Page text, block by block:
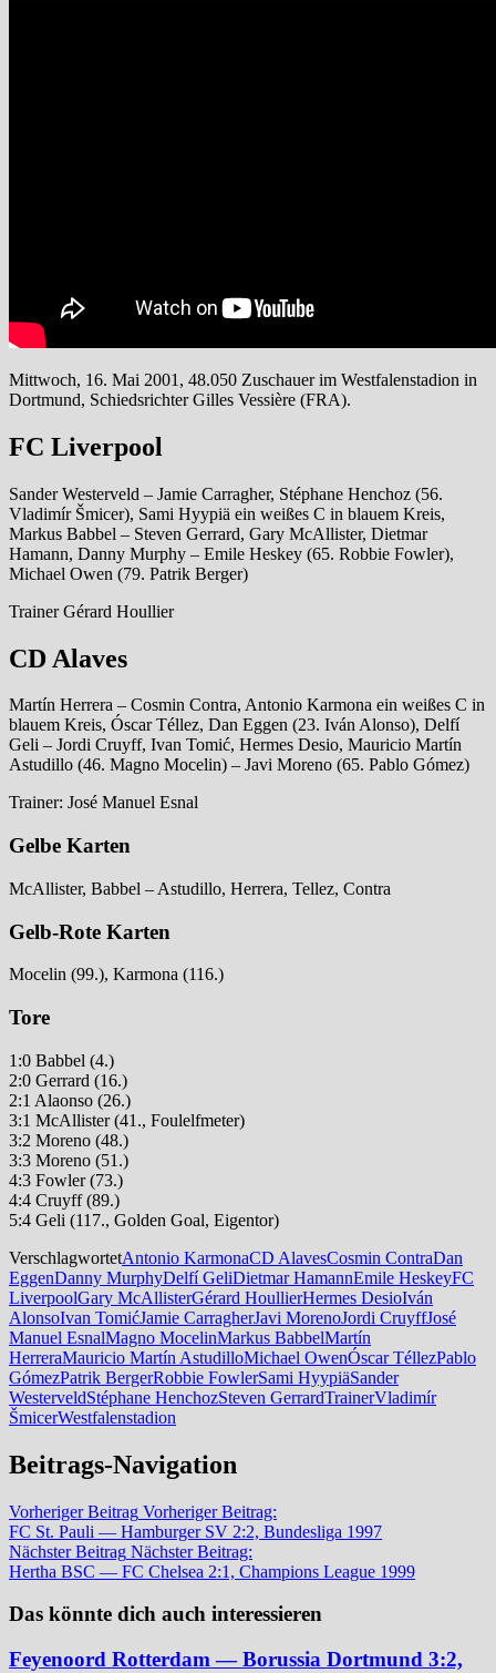
Mittwoch, 16. Mai 2001, 48.050 Zuschauer im Westfalenstadion in
Dortmund, Schiedsrichter Gilles Vessière (FRA).
FC Liverpool
Sander Westerveld – Jamie Carragher, Stéphane Henchoz (56.
Vladimír Šmicer), Sami Hyypiä ein weißes C in blauem Kreis,
Markus Babbel – Steven Gerrard, Gary McAllister, Dietmar
Hamann, Danny Murphy – Emile Heskey (65. Robbie Fowler),
Michael Owen (79. Patrik Berger)
Trainer Gérard Houllier
CD Alaves
Martín Herrera – Cosmin Contra, Antonio Karmona ein weißes C in
blauem Kreis, Óscar Téllez, Dan Eggen (23. Iván Alonso), Delfí
Geli – Jordi Cruyff, Ivan Tomić, Hermes Desio, Mauricio Martín
Astudillo (46. Magno Mocelin) – Javi Moreno (65. Pablo Gómez)
Trainer: José Manuel Esnal
Gelbe Karten
McAllister, Babbel – Astudillo, Herrera, Tellez, Contra
Gelb-Rote Karten
Mocelin (99.), Karmona (116.)
Tore
1:0 Babbel (4.)
2:0 Gerrard (16.)
2:1 Alaonso (26.)
3:1 McAllister (41., Foulelfmeter)
3:2 Moreno (48.)
3:3 Moreno (51.)
4:3 Fowler (73.)
4:4 Cruyff (89.)
5:4 Geli (117., Golden Goal, Eigentor)
VerschlagwortetAntonio KarmonaCD AlavesCosmin ContraDan
EggenDanny MurphyDelfí GeliDietmar HamannEmile HeskeyFC
LiverpoolGary McAllisterGérard HoullierHermes DesioIván
AlonsoIvan TomićJamie CarragherJavi MorenoJordi CruyffJosé
Manuel EsnalMagno MocelinMarkus BabbelMartín
HerreraMauricio Martín AstudilloMichael OwenÓscar TéllezPablo
GómezPatrik BergerRobbie FowlerSami HyypiäSander
WesterveldStéphane HenchozSteven GerrardTrainerVladimír
ŠmicerWestfalenstadion
Beitrags-Navigation
Vorheriger Beitrag Vorheriger Beitrag:
FC St. Pauli — Hamburger SV 2:2, Bundesliga 1997
Nächster Beitrag Nächster Beitrag:
Hertha BSC — FC Chelsea 2:1, Champions League 1999
Das könnte dich auch interessieren
Feyenoord Rotterdam — Borussia Dortmund 3:2,